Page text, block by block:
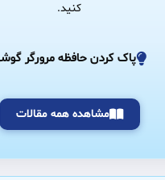
کنید.
پاک کردن حافظه مرورگر
مشاهده همه مقالات